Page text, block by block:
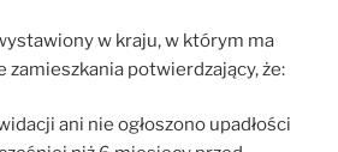
w kraju, w którym ma
zamieszkania potwierdzający, że:
ani nie ogłoszono upadłości